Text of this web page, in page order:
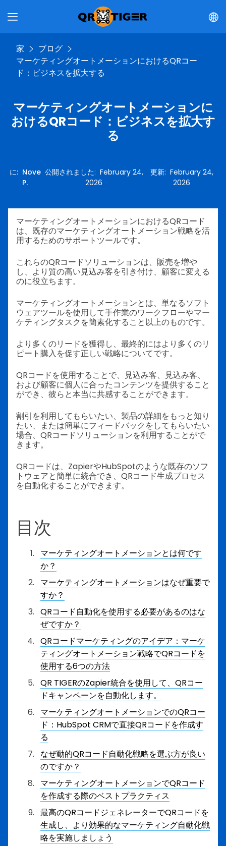
家
ブログ
マーケティングオートメーションにおけるQRコー
ド：ビジネスを拡大する
マーケティングオートメーションに
おけるQRコード：ビジネスを拡大す
る
に: Nove
P.
公開されました: February 24,
2026
更新: February 24,
2026
マーケティングオートメーションにおけるQRコード
は、既存のマーケティングオートメーション戦略を活
用するためのサポートツールです。
これらのQRコードソリューションは、販売を増や
し、より質の高い見込み客を引き付け、顧客に変える
のに役立ちます。
マーケティングオートメーションとは、単なるソフト
ウェアツールを使用して手作業のワークフローやマー
ケティングタスクを簡素化すること以上のものです。
より多くのリードを獲得し、最終的にはより多くのリ
ピート購入を促す正しい戦略についてです。
QRコードを使用することで、見込み客、見込み客、
および顧客に個人に合ったコンテンツを提供すること
ができ、彼らと本当に共感することができます。
割引を利用してもらいたい、製品の詳細をもっと知り
たい、または簡単にフィードバックをしてもらいたい
場合、QRコードソリューションを利用することがで
きます。
QRコードは、ZapierやHubSpotのような既存のソフ
トウェアと簡単に統合でき、QRコード生成プロセス
を自動化することができます。
目次
マーケティングオートメーションとは何です
か？
マーケティングオートメーションはなぜ重要で
すか？
QRコード自動化を使用する必要があるのはな
ぜですか？
QRコードマーケティングのアイデア：マーケ
ティングオートメーション戦略でQRコードを
使用する6つの方法
QR TIGERのZapier統合を使用して、QRコー
ドキャンペーンを自動化します。
マーケティングオートメーションでのQRコー
ド：HubSpot CRMで直接QRコードを作成す
る
なぜ動的QRコード自動化戦略を選ぶ方が良い
のですか？
マーケティングオートメーションでQRコード
を作成する際のベストプラクティス
最高のQRコードジェネレーターでQRコードを
生成し、より効果的なマーケティング自動化戦
略を実施しましょう